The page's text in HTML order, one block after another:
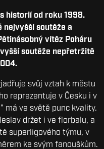
historií od roku 1998.
nejvyšší soutěže a
vítěz Poháru
soutěže nepřetržitě
svůj vztah k městu
reprezentuje v Česku i v
má ve světě punc kvality.
držet i ve florbalu, a
superligového týmu, v
ke svým fanouškům.